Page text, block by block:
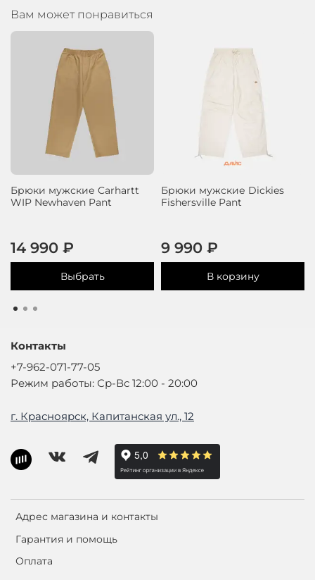
Вам может понравиться
Брюки мужские Carhartt
WIP Newhaven Pant
14 990 ₽
Выбрать
Брюки мужские Dickies
Fishersville Pant
9 990 ₽
В корзину
Адрес магазина и контакты
Гарантия и помощь
Оплата
Контакты
+7-962-071-77-05
Режим работы: Ср-Вс 12:00 - 20:00
г. Красноярск, Капитанская ул., 12